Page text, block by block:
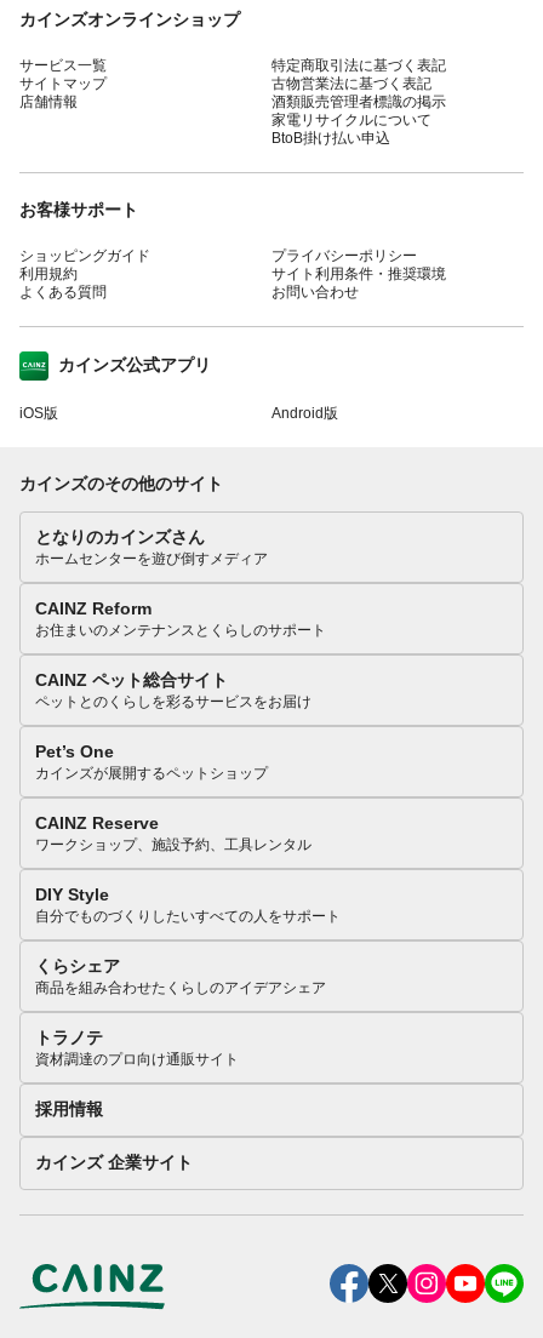
カインズオンラインショップ
サービス一覧
サイトマップ
店舗情報
特定商取引法に基づく表記
古物営業法に基づく表記
酒類販売管理者標識の掲示
家電リサイクルについて
BtoB掛け払い申込
お客様サポート
ショッピングガイド
利用規約
よくある質問
プライバシーポリシー
サイト利用条件・推奨環境
お問い合わせ
カインズ公式アプリ
iOS版 Android版
カインズのその他のサイト
となりのカインズさん
ホームセンターを遊び倒すメディア
CAINZ Reform
お住まいのメンテナンスとくらしのサポート
CAINZ ペット総合サイト
ペットとのくらしを彩るサービスをお届け
Pet’s One
カインズが展開するペットショップ
CAINZ Reserve
ワークショップ、施設予約、工具レンタル
DIY Style
自分でものづくりしたいすべての人をサポート
くらシェア
商品を組み合わせたくらしのアイデアシェア
トラノテ
資材調達のプロ向け通販サイト
採用情報
カインズ 企業サイト